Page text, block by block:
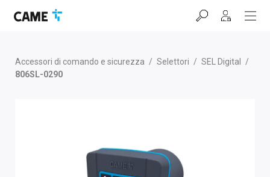
navigazione
Accessori di comando e sicurezza / Selettori / SEL Digital
/
806SL-0290